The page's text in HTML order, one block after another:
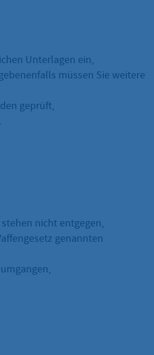
Unterlagen ein,
müssen Sie weitere
geprüft,
nicht entgegen,
genannten